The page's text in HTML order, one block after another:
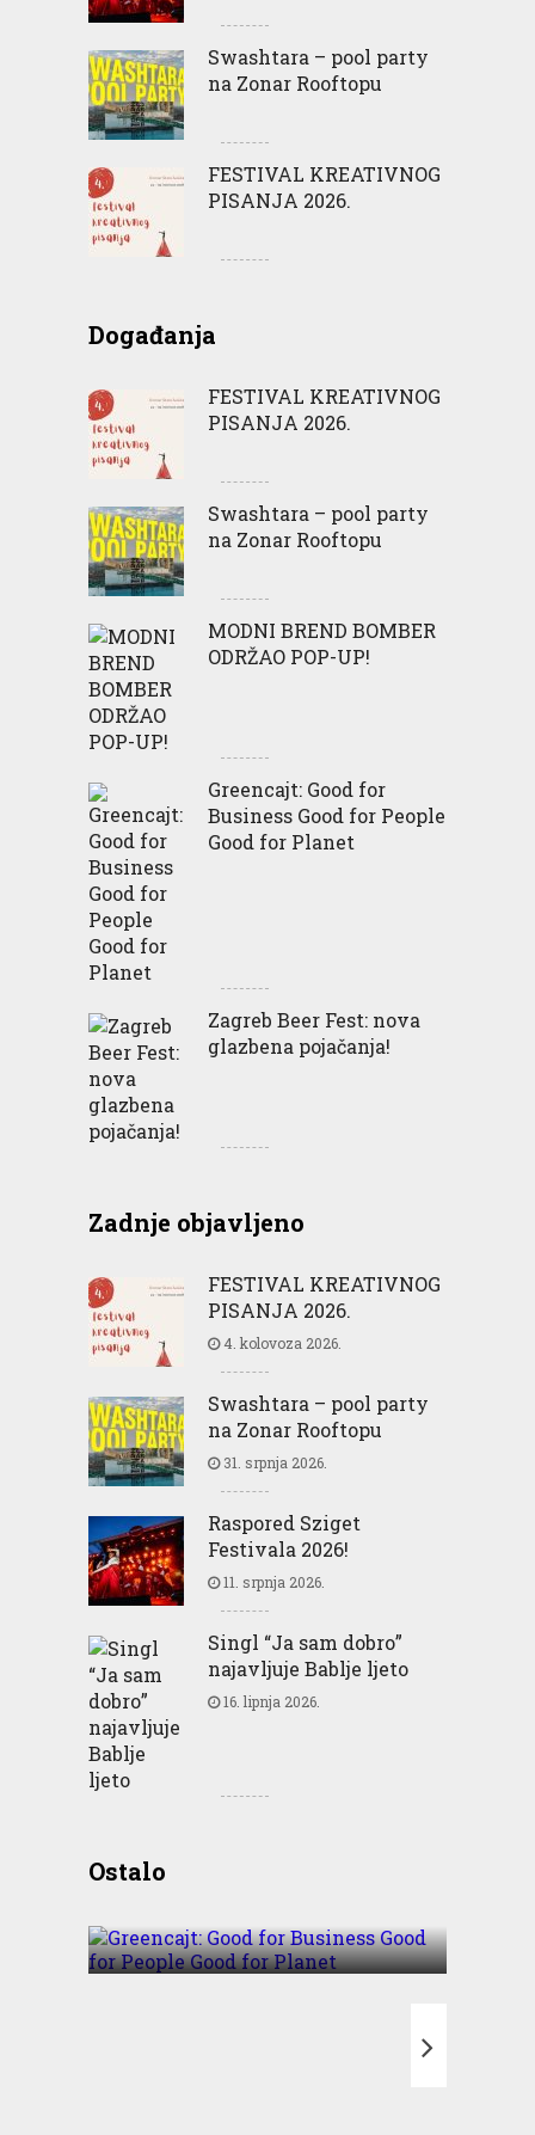
Swashtara – pool party
na Zonar Rooftopu
FESTIVAL KREATIVNOG
PISANJA 2026.
Događanja
FESTIVAL KREATIVNOG
PISANJA 2026.
Swashtara – pool party
na Zonar Rooftopu
MODNI BREND BOMBER
ODRŽAO POP-UP!
Greencajt: Good for
Business Good for People
Good for Planet
Zagreb Beer Fest: nova
glazbena pojačanja!
Zadnje objavljeno
FESTIVAL KREATIVNOG
PISANJA 2026.
4. kolovoza 2026.
Swashtara – pool party
na Zonar Rooftopu
31. srpnja 2026.
Raspored Sziget
Festivala 2026!
11. srpnja 2026.
Singl “Ja sam dobro”
najavljuje Bablje ljeto
16. lipnja 2026.
OstaloBusiness Good for People